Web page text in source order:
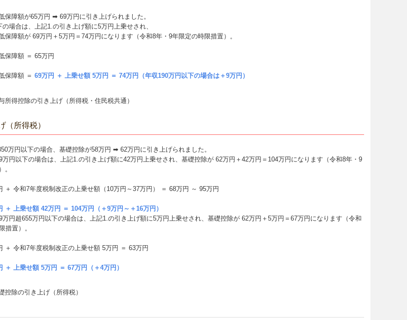
保障額が65万円 ➡ 69万円に引き上げられました。
場合は、上記1.の引き上げ額に5万円上乗せされ、
保障額が 69万円＋5万円＝74万円になります（令和8年・9年限定の時限措置）。
保障額 ＝ 65万円
保障額 ＝ 69万円 ＋ 上乗せ額 5万円 ＝ 74万円（年収190万円以下の場合は＋9万円）
（所得税）
万円以下の場合、基礎控除が58万円 ➡ 62万円に引き上げられました。
万円以下の場合は、上記1.の引き上げ額に42万円上乗せされ、基礎控除が 62万円＋42万円＝104万円になります（令和8年・9
。
＋ 令和7年度税制改正の上乗せ額（10万円～37万円） ＝ 68万円 ～ 95万円
＋ 上乗せ額 42万円 ＝ 104万円（＋9万円～＋16万円）
万円超655万円以下の場合は、上記1.の引き上げ額に5万円上乗せされ、基礎控除が 62万円＋5万円＝67万円になります（令和
措置）。
＋ 令和7年度税制改正の上乗せ額 5万円 ＝ 63万円
＋ 上乗せ額 5万円 ＝ 67万円（＋4万円）